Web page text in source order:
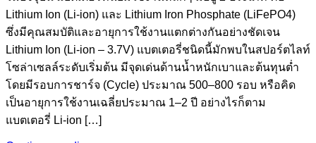
Lithium Ion (Li-ion) และ Lithium Iron Phosphate (LiFePO4)
ซึ่งมีคุณสมบัติและอายุการใช้งานแตกต่างกันอย่างชัดเจน
Lithium Ion (Li-ion – 3.7V) แบตเตอรี่ชนิดนี้มักพบในสปอร์ตไลท์
โซล่าเซลล์ระดับเริ่มต้น มีจุดเด่นด้านน้ำหนักเบาและต้นทุนต่ำ
โดยมีรอบการชาร์จ (Cycle) ประมาณ 500–800 รอบ หรือคิด
เป็นอายุการใช้งานเฉลี่ยประมาณ 1–2 ปี อย่างไรก็ตาม
แบตเตอรี่ Li-ion […]